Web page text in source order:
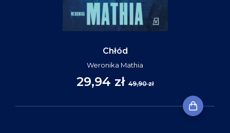
Chłód
Weronika Mathia
29,94 zł 49,90 zł